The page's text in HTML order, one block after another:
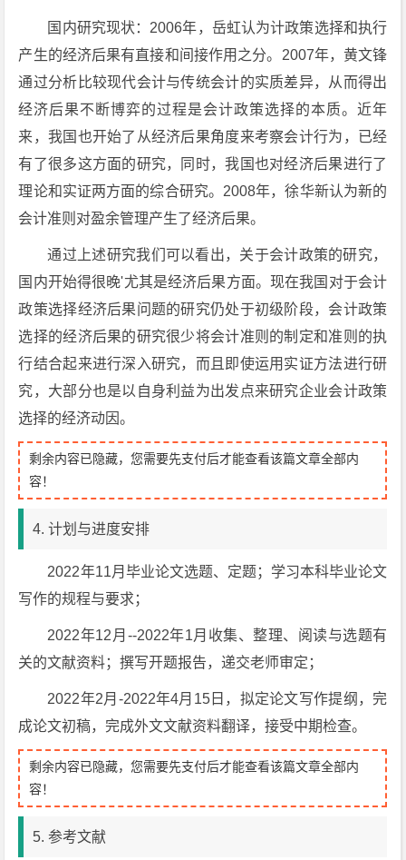
国内研究现状：2006年，岳虹认为计政策选择和执行
产生的经济后果有直接和间接作用之分。2007年，黄文锋
通过分析比较现代会计与传统会计的实质差异，从而得出
经济后果不断博弈的过程是会计政策选择的本质。近年
来，我国也开始了从经济后果角度来考察会计行为，已经
有了很多这方面的研究，同时，我国也对经济后果进行了
理论和实证两方面的综合研究。2008年，徐华新认为新的
会计准则对盈余管理产生了经济后果。
通过上述研究我们可以看出，关于会计政策的研究，
国内开始得很晚'尤其是经济后果方面。现在我国对于会计
政策选择经济后果问题的研究仍处于初级阶段，会计政策
选择的经济后果的研究很少将会计准则的制定和准则的执
行结合起来进行深入研究，而且即使运用实证方法进行研
究，大部分也是以自身利益为出发点来研究企业会计政策
选择的经济动因。
剩余内容已隐藏，您需要先支付后才能查看该篇文章全部内
容！
4. 计划与进度安排
2022年11月毕业论文选题、定题；学习本科毕业论文
写作的规程与要求；
2022年12月--2022年1月收集、整理、阅读与选题有
关的文献资料；撰写开题报告，递交老师审定；
2022年2月-2022年4月15日，拟定论文写作提纲，完
成论文初稿，完成外文文献资料翻译，接受中期检查。
剩余内容已隐藏，您需要先支付后才能查看该篇文章全部内
容！
5. 参考文献